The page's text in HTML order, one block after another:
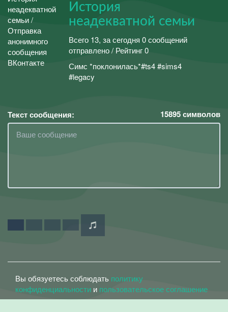
История
неадекватной семьи
Всего 13, за сегодня 0 сообщений
отправлено / Рейтинг 0
Симс *поклонилась*#ts4 #sims4
#legacy
Текст сообщения: 15895символов
Вы обязуетесь соблюдать политику
конфиденциальности и пользовательское соглашение